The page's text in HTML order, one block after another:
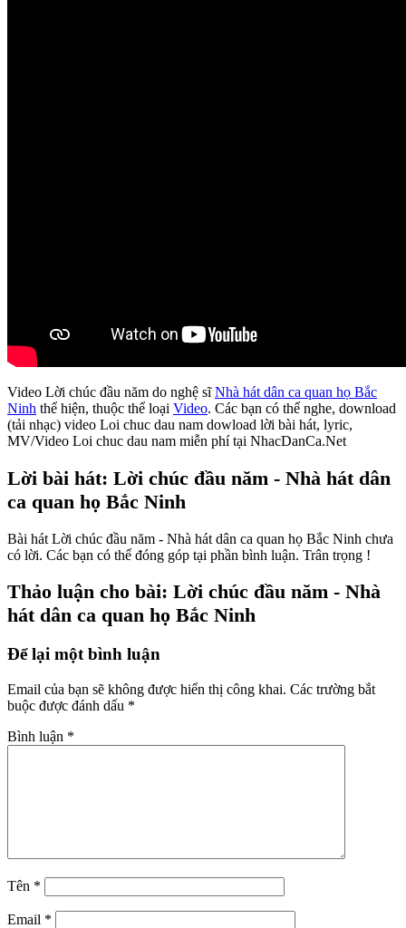
Video Lời chúc đầu năm do nghệ sĩNhà hát dân ca quan họ Bắc
Ninh thể hiện, thuộc thể loại Video. Các bạn có thể nghe, download
(tải nhạc) video Loi chuc dau nam dowload lời bài hát, lyric,
MV/Video Loi chuc dau nam miễn phí tại NhacDanCa.Net
Lời bài hát: Lời chúc đầu năm - Nhà hát dân
ca quan họ Bắc Ninh
Bài hát Lời chúc đầu năm - Nhà hát dân ca quan họ Bắc Ninh chưa
có lời. Các bạn có thể đóng góp tại phần bình luận. Trân trọng !
Thảo luận cho bài: Lời chúc đầu năm - Nhà
hát dân ca quan họ Bắc Ninh
Để lại một bình luận
Email của bạn sẽ không được hiển thị công khai. Các trường bắt
buộc được đánh dấu *
Bình luận *
Tên *
Email *